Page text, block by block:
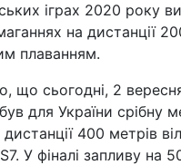
іграх 2020 року
на дистанції
плаванням.
що сьогодні, 2
для України срібну
дистанції 400 метрів
У фіналі запливу на